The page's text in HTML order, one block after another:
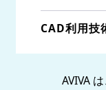
CAD利用技
AVIVA